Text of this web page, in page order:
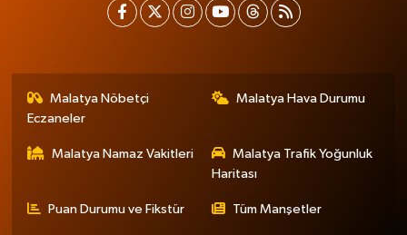
Malatya Nöbetçi
Eczaneler
Malatya Hava Durumu
Malatya Namaz Vakitleri
Malatya Trafik Yoğunluk
Haritası
Puan Durumu ve Fikstür Tüm Manşetler